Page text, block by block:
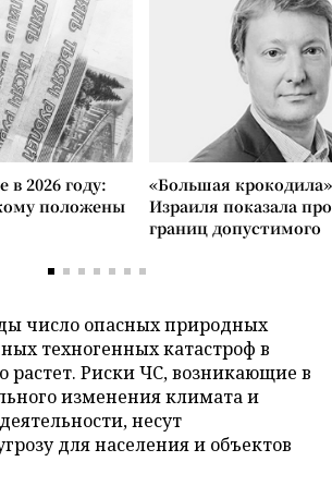
2026 году:
положены
«Большая
Израиля показала
границ допустимого
число опасных природных
техногенных катастроф в
растет. Риски ЧС, возникающие в
изменения климата и
несут
для населения и объектов